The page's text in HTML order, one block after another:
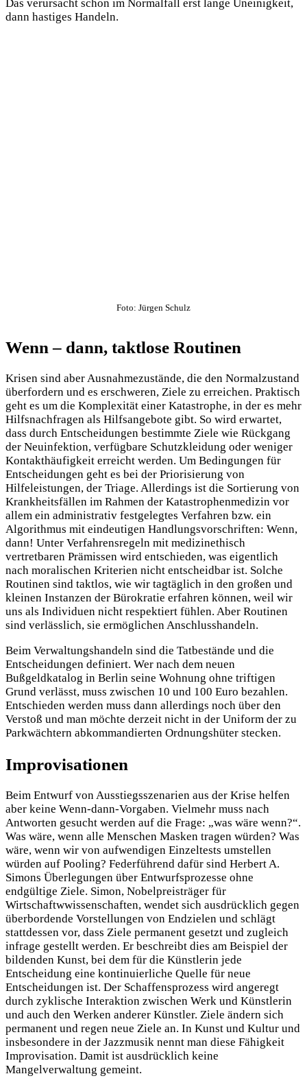
Das verursacht schon im Normalfall erst lange Uneinigkeit,
dann hastiges Handeln.
Foto: Jürgen Schulz
Wenn – dann, taktlose Routinen
Krisen sind aber Ausnahmezustände, die den Normalzustand
überfordern und es erschweren, Ziele zu erreichen. Praktisch
geht es um die Komplexität einer Katastrophe, in der es mehr
Hilfsnachfragen als Hilfsangebote gibt. So wird erwartet,
dass durch Entscheidungen bestimmte Ziele wie Rückgang
der Neuinfektion, verfügbare Schutzkleidung oder weniger
Kontakthäufigkeit erreicht werden. Um Bedingungen für
Entscheidungen geht es bei der Priorisierung von
Hilfeleistungen, der Triage. Allerdings ist die Sortierung von
Krankheitsfällen im Rahmen der Katastrophenmedizin vor
allem ein administrativ festgelegtes Verfahren bzw. ein
Algorithmus mit eindeutigen Handlungsvorschriften: Wenn,
dann! Unter Verfahrensregeln mit medizinethisch
vertretbaren Prämissen wird entschieden, was eigentlich
nach moralischen Kriterien nicht entscheidbar ist. Solche
Routinen sind taktlos, wie wir tagtäglich in den großen und
kleinen Instanzen der Bürokratie erfahren können, weil wir
uns als Individuen nicht respektiert fühlen. Aber Routinen
sind verlässlich, sie ermöglichen Anschlusshandeln.
Beim Verwaltungshandeln sind die Tatbestände und die
Entscheidungen definiert. Wer nach dem neuen
Bußgeldkatalog in Berlin seine Wohnung ohne triftigen
Grund verlässt, muss zwischen 10 und 100 Euro bezahlen.
Entschieden werden muss dann allerdings noch über den
Verstoß und man möchte derzeit nicht in der Uniform der zu
Parkwächtern abkommandierten Ordnungshüter stecken.
Improvisationen
Beim Entwurf von Ausstiegsszenarien aus der Krise helfen
aber keine Wenn-dann-Vorgaben. Vielmehr muss nach
Antworten gesucht werden auf die Frage: „was wäre wenn?“.
Was wäre, wenn alle Menschen Masken tragen würden? Was
wäre, wenn wir von aufwendigen Einzeltests umstellen
würden auf Pooling? Federführend dafür sind Herbert A.
Simons Überlegungen über Entwurfsprozesse ohne
endgültige Ziele. Simon, Nobelpreisträger für
Wirtschaftwwissenschaften, wendet sich ausdrücklich gegen
überbordende Vorstellungen von Endzielen und schlägt
stattdessen vor, dass Ziele permanent gesetzt und zugleich
infrage gestellt werden. Er beschreibt dies am Beispiel der
bildenden Kunst, bei dem für die Künstlerin jede
Entscheidung eine kontinuierliche Quelle für neue
Entscheidungen ist. Der Schaffensprozess wird angeregt
durch zyklische Interaktion zwischen Werk und Künstlerin
und auch den Werken anderer Künstler. Ziele ändern sich
permanent und regen neue Ziele an. In Kunst und Kultur und
insbesondere in der Jazzmusik nennt man diese Fähigkeit
Improvisation. Damit ist ausdrücklich keine
Mangelverwaltung gemeint.